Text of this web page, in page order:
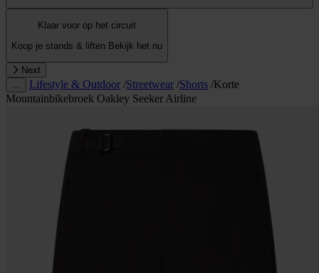
Klaar voor op het circuit
Koop je stands & liften Bekijk het nu
Next
Lifestyle & Outdoor /Streetwear /Shorts /Korte
Mountainbikebroek Oakley Seeker Airline